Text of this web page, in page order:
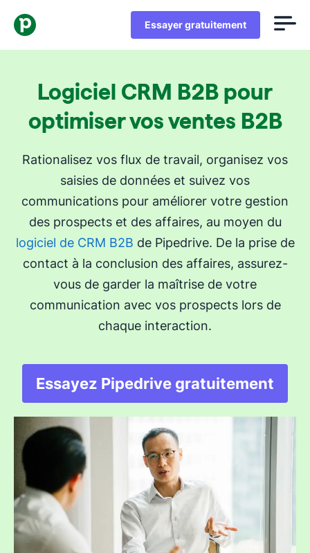
Essayer gratuitement
Logiciel CRM B2B pour
optimiser vos ventes B2B
Rationalisez vos flux de travail, organisez vos
saisies de données et suivez vos
communications pour améliorer votre gestion
des prospects et des affaires, au moyen du
logiciel de CRM B2B de Pipedrive. De la prise de
contact à la conclusion des affaires, assurez-
vous de garder la maîtrise de votre
communication avec vos prospects lors de
chaque interaction.
Essayez Pipedrive gratuitement
S'ouvre dans une